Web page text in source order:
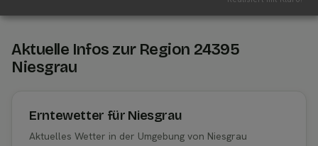
Aktuelle Infos zur Region 24395
Niesgrau
Erntewetter für Niesgrau
Aktuelles Wetter in der Umgebung von Niesgrau